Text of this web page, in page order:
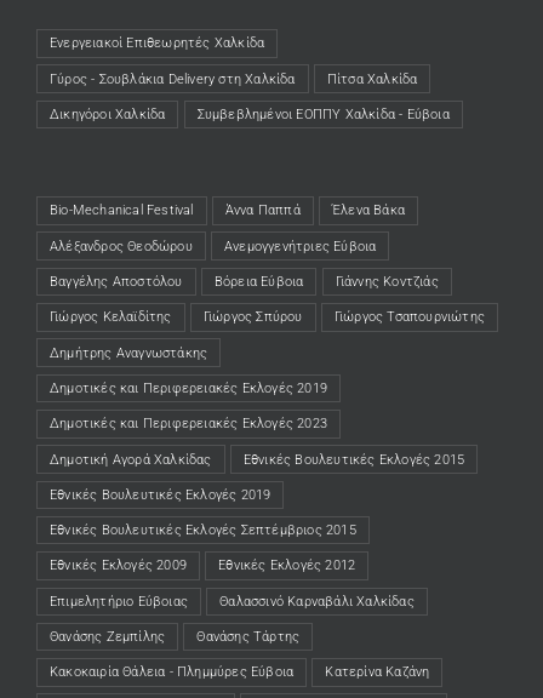
Ενεργειακοί Επιθεωρητές Χαλκίδα
(opens in a new tab)
Γύρος - Σουβλάκια Delivery στη Χαλκίδα
(opens in a new tab) Πίτσα Χαλκίδα
(opens in a new tab)
Δικηγόροι Χαλκίδα
(opens in a new tab) Συμβεβλημένοι ΕΟΠΠΥ Χαλκίδα - Εύβοια
(opens in a new tab)
Bio-Mechanical Festival Άννα Παππά Έλενα Βάκα
Αλέξανδρος Θεοδώρου Ανεμογγενήτριες Εύβοια
Βαγγέλης Αποστόλου Βόρεια Εύβοια Γιάννης Κοντζιάς
Γιώργος Κελαϊδίτης Γιώργος Σπύρου Γιώργος Τσαπουρνιώτης
Δημήτρης Αναγνωστάκης
Δημοτικές και Περιφερειακές Εκλογές 2019
Δημοτικές και Περιφερειακές Εκλογές 2023
Δημοτική Αγορά Χαλκίδας Εθνικές Βουλευτικές Εκλογές 2015
Εθνικές Βουλευτικές Εκλογές 2019
Εθνικές Βουλευτικές Εκλογές Σεπτέμβριος 2015
Εθνικές Εκλογές 2009 Εθνικές Εκλογές 2012
Επιμελητήριο Εύβοιας Θαλασσινό Καρναβάλι Χαλκίδας
Θανάσης Ζεμπίλης Θανάσης Τάρτης
Κακοκαιρία Θάλεια - Πλημμύρες Εύβοια Κατερίνα Καζάνη